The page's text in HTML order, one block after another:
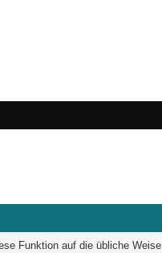
Funktion auf die übliche